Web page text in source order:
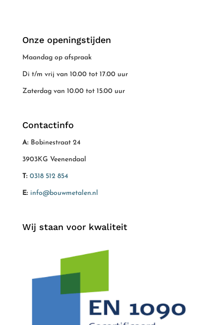
Onze openingstijden
Maandag op afspraak
Di t/m vrij van 10.00 tot 17.00 uur
Zaterdag van 10.00 tot 15.00 uur
Contactinfo
A: Bobinestraat 24
3903KG Veenendaal
T: 0318 512 854
E: info@bouwmetalen.nl
Wij staan voor kwaliteit